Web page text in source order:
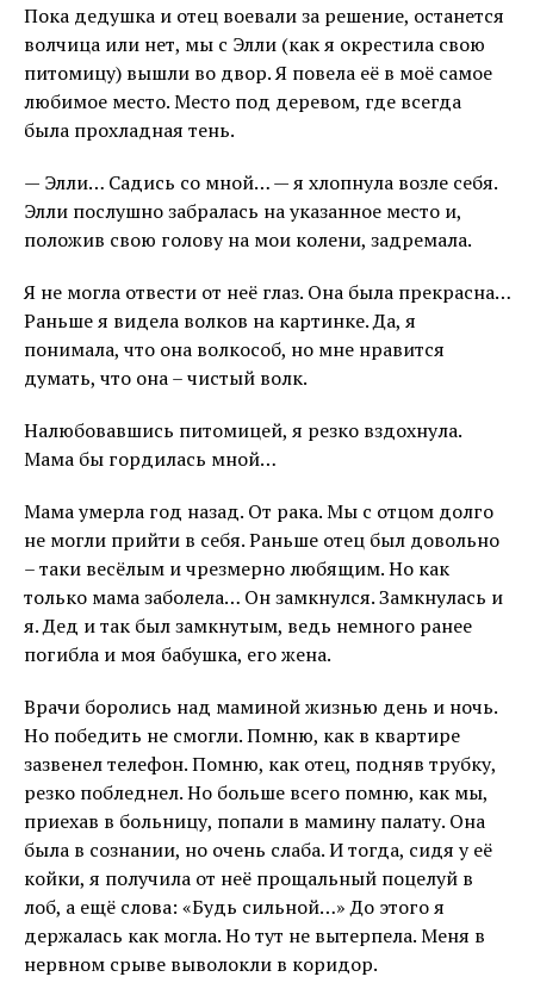
Пока дедушка и отец воевали за решение, останется
волчица или нет, мы с Элли (как я окрестила свою
питомицу) вышли во двор. Я повела её в моё самое
любимое место. Место под деревом, где всегда
была прохладная тень.
— Элли… Садись со мной… — я хлопнула возле себя.
Элли послушно забралась на указанное место и,
положив свою голову на мои колени, задремала.
Я не могла отвести от неё глаз. Она была прекрасна…
Раньше я видела волков на картинке. Да, я
понимала, что она волкособ, но мне нравится
думать, что она – чистый волк.
Налюбовавшись питомицей, я резко вздохнула.
Мама бы гордилась мной…
Мама умерла год назад. От рака. Мы с отцом долго
не могли прийти в себя. Раньше отец был довольно
– таки весёлым и чрезмерно любящим. Но как
только мама заболела… Он замкнулся. Замкнулась и
я. Дед и так был замкнутым, ведь немного ранее
погибла и моя бабушка, его жена.
Врачи боролись над маминой жизнью день и ночь.
Но победить не смогли. Помню, как в квартире
зазвенел телефон. Помню, как отец, подняв трубку,
резко побледнел. Но больше всего помню, как мы,
приехав в больницу, попали в мамину палату. Она
была в сознании, но очень слаба. И тогда, сидя у её
койки, я получила от неё прощальный поцелуй в
лоб, а ещё слова: «Будь сильной…» До этого я
держалась как могла. Но тут не вытерпела. Меня в
нервном срыве выволокли в коридор.